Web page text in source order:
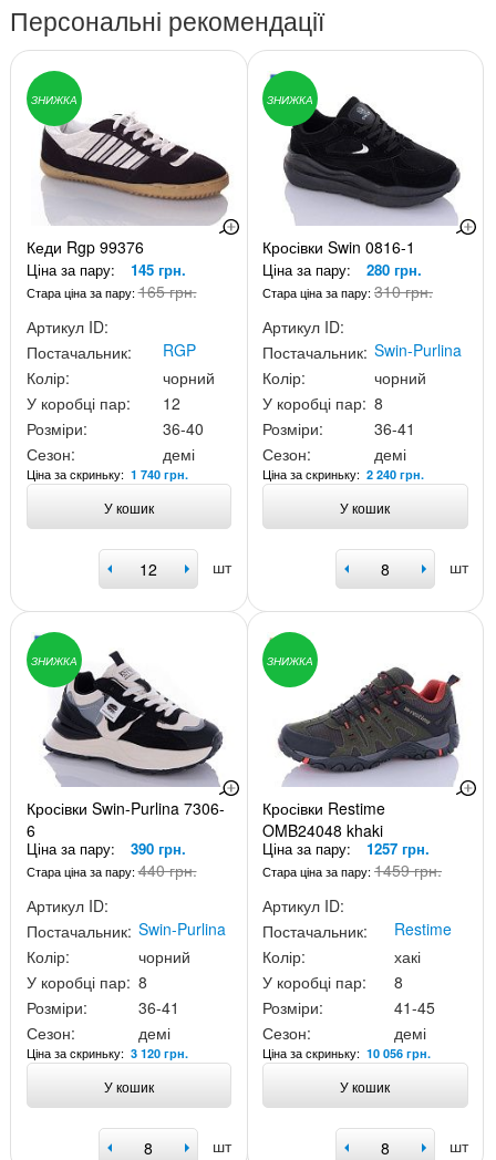
Персональні рекомендації
ЗНИЖКА
Кеди Rgp 99376
Ціна за пару: 145 грн.
Стара ціна за пару:165 грн.
Артикул ID:
Постачальник:
RGP
Колір:
чорний
У коробці пар:
12
Розміри:
36-40
Сезон:
демі
Ціна за скриньку: 1 740 грн.
У кошик
шт
ЗНИЖКА
Кросівки Swin 0816-1
Ціна за пару: 280 грн.
Стара ціна за пару:310 грн.
Артикул ID:
Постачальник: Swin-Purlina
Колір:
чорний
У коробці пар: 8
Розміри:
36-41
Сезон:
демі
Ціна за скриньку:2 240 грн.
У кошик
шт
ЗНИЖКА
Кросівки Swin-Purlina 7306-
6
Ціна за пару: 390 грн.
Стара ціна за пару:440 грн.
Артикул ID:
Постачальник: Swin-Purlina
Колір:
чорний
У коробці пар: 8
Розміри:
36-41
Сезон:
демі
Ціна за скриньку: 3 120 грн.
У кошик
шт
ЗНИЖКА
Кросівки Restime
OMB24048 khaki
Ціна за пару: 1257 грн.
Стара ціна за пару:1459 грн.
Артикул ID:
Постачальник:
Restime
Колір:
хакі
У коробці пар:
8
Розміри:
41-45
Сезон:
демі
Ціна за скриньку:10 056 грн.
У кошик
шт